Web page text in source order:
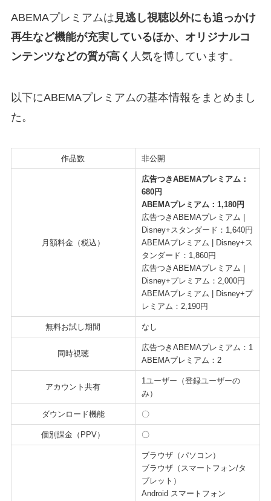
ABEMAプレミアムは 見逃し視聴以外にも追っかけ
再生など機能が充実しているほか、オリジナルコ
ンテンツなどの質が高く 人気を博しています。
以下にABEMAプレミアムの基本情報をまとめまし
た。
作品数 非公開
月額料金（税込）
広告つきABEMAプレミアム：
680円
ABEMAプレミアム：1,180円
広告つきABEMAプレミアム |
Disney+スタンダード：1,640円
ABEMAプレミアム | Disney+ス
タンダード：1,860円
広告つきABEMAプレミアム |
Disney+プレミアム：2,000円
ABEMAプレミアム | Disney+プ
レミアム：2,190円
無料お試し期間 なし
同時視聴
広告つきABEMAプレミアム：1
ABEMAプレミアム：2
アカウント共有
1ユーザー（登録ユーザーの
み）
ダウンロード機能 〇
個別課金（PPV） 〇
ブラウザ（パソコン）
ブラウザ（スマートフォン/タ
ブレット）
Android スマートフォン